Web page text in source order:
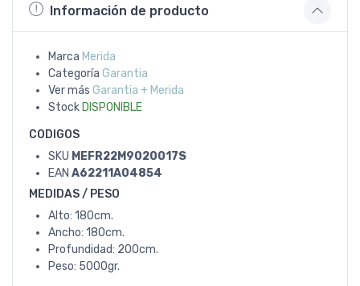
Información de producto
Marca Merida
Categoría Garantia
Ver más Garantia + Merida
Stock DISPONIBLE
CODIGOS
SKU MEFR22M9020017S
EAN A62211A04854
MEDIDAS / PESO
Alto: 180cm.
Ancho: 180cm.
Profundidad: 200cm.
Peso: 5000gr.